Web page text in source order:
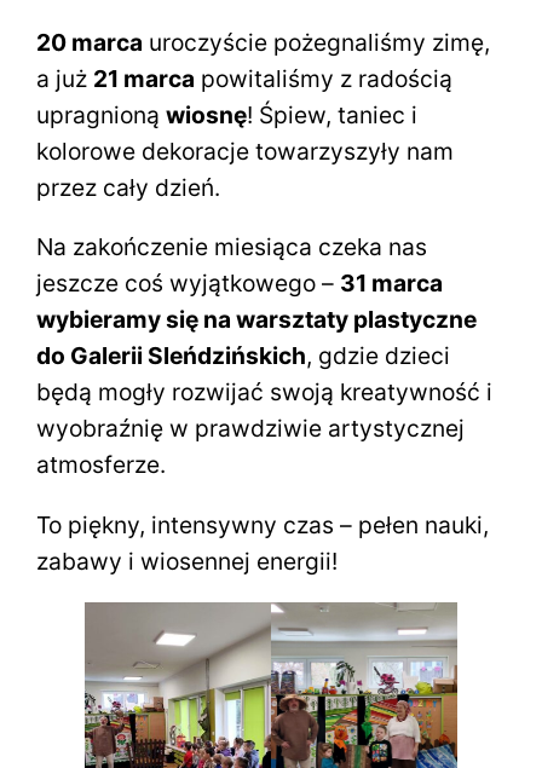
20 marca uroczyście pożegnaliśmy zimę,
a już 21 marca powitaliśmy z radością
upragnionąwiosnę! Śpiew, taniec i
kolorowe dekoracje towarzyszyły nam
przez cały dzień.
Na zakończenie miesiąca czeka nas
jeszcze coś wyjątkowego – 31 marca
wybieramy się na warsztaty plastyczne
do Galerii Sleńdzińskich, gdzie dzieci
będą mogły rozwijać swoją kreatywność i
wyobraźnię w prawdziwie artystycznej
atmosferze.
To piękny, intensywny czas – pełen nauki,
zabawy i wiosennej energii!